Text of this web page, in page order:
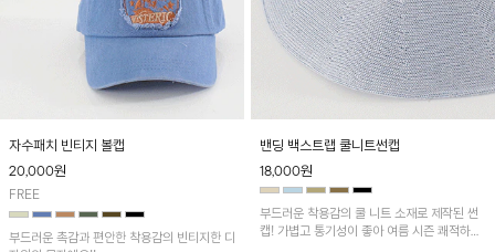
자수패치 빈티지 볼캡
20,000원
FREE
부드러운 촉감과 편안한 착용감의 빈티지한 디
밴딩 백스트랩 쿨니트썬캡
18,000원
부드러운 착용감의 쿨 니트 소재로 제작된 썬
캡! 가볍고 통기성이 좋아 여름 시즌 쾌적하게